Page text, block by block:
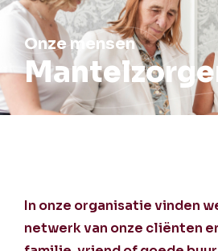
Onze mensen
In onze organisatie vinden
netwerk van onze cliënten